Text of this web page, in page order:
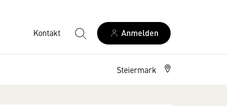
Kontakt Anmelden
Steiermark